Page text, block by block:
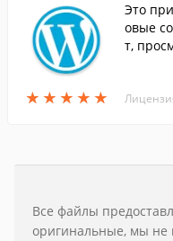
★ ★ ★ ★ ★
★ ★ ★ ★ ★
Это
овые
т,
Все файлы
оригинальные, мы не